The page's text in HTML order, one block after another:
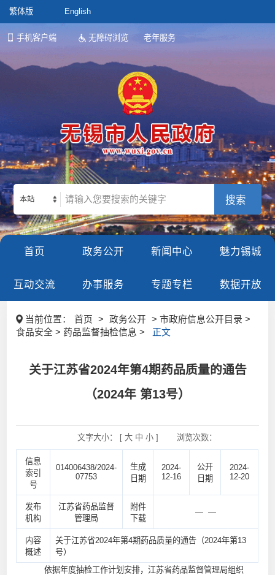
繁体版 English
手机客户端 无障碍浏览 老年服务
本站
首页 政务公开 新闻中心 魅力锡城
互动交流 办事服务 专题专栏 数据开放
当前位置： 首页 > 政务公开
> 市政府信息公开目录 >
食品安全 > 药品监督抽检信息 >
正文
关于江苏省2024年第4期药品质量的通告
（2024年 第13号）
文字大小： [ 大 中 小] 浏览次数：
信息
索引
号
014006438/2024-
07753
生成
日期
2024-
12-16
公开
日期
2024-
12-20
发布
机构
江苏省药品监督
管理局
附件
下载
— —
内容
概述
关于江苏省2024年第4期药品质量的通告（2024年第13
号）
依据年度抽检工作计划安排，江苏省药品监督管理局组织